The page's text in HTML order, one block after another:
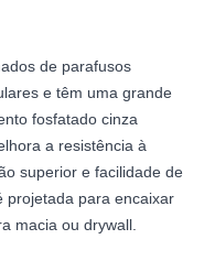
de parafusos
e têm uma grande
fosfatado cinza
a resistência à
superior e facilidade de
projetada para encaixar
macia ou drywall.